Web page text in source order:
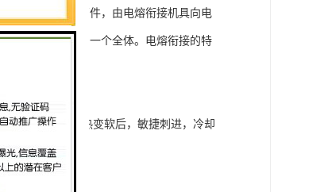
入特制的电熔管件，由电熔衔接机具向电
电熔管件连成为一个全体。电熔衔接的特
承插端别离加热变软后，敏捷刺进，冷却